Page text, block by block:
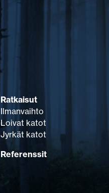
Ratkaisut
Ilmanvaihto
Loivat katot
Jyrkät katot
Referenssit